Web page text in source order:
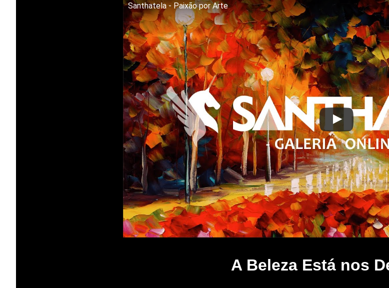
Santhatela - Paixão por Arte
A Beleza Está nos